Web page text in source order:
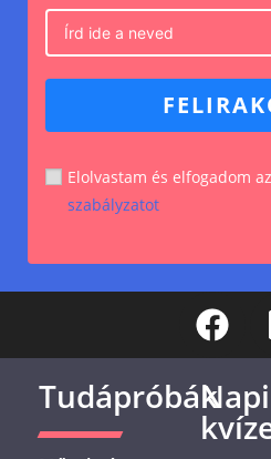
Elolvastam és elfogadom az
szabályzatot
TudápróbákNapi